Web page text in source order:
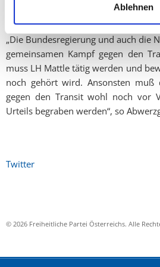
Ablehnen
sie zweckgebunden in die Schiene
bleibt LH Mattle wohl der
„Die Bundesregierung und auch die
gemeinsamen Kampf gegen den
muss LH Mattle tätig werden und
noch gehört wird. Ansonsten muß
gegen den Transit wohl noch vor
Urteils begraben werden“, so
Twitter
© 2026 Freiheitliche Partei Österreichs. Alle